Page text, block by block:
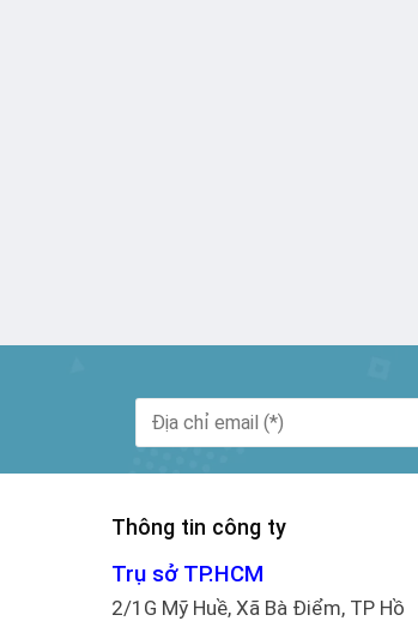
Thông tin công ty
Trụ sở TP.HCM
2/1G Mỹ Huề, Xã Bà Điểm, TP Hồ